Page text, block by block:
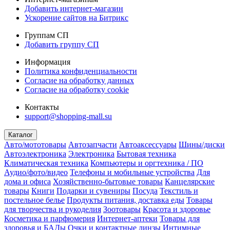
Добавить интернет-магазин
Ускорение сайтов на Битрикс
Группам СП
Добавить группу СП
Информация
Политика конфиденциальности
Согласие на обработку данных
Согласие на обработку cookie
Контакты
support@shopping-mall.su
Каталог
Авто/мототовары Автозапчасти Автоаксессуары Шины/диски
Автоэлектроника Электроника Бытовая техника
Климатическая техника Компьютеры и оргтехника / ПО
Аудио/фото/видео Телефоны и мобильные устройства Для
дома и офиса Хозяйственно-бытовые товары Канцелярские
товары Книги Подарки и сувениры Посуда Текстиль и
постельное белье Продукты питания, доставка еды Товары
для творчества и рукоделия Зоотовары Красота и здоровье
Косметика и парфюмерия Интернет-аптеки Товары для
здоровья и БАДы Очки и контактные линзы Интимные